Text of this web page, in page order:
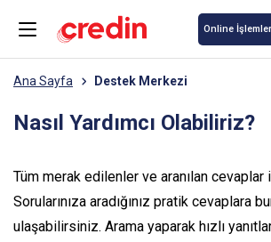
Online İşlemler
Ana Sayfa Destek Merkezi
Nasıl Yardımcı Olabiliriz?
Tüm merak edilenler ve aranılan cevaplar
Sorularınıza aradığınız pratik cevaplara
ulaşabilirsiniz. Arama yaparak hızlı